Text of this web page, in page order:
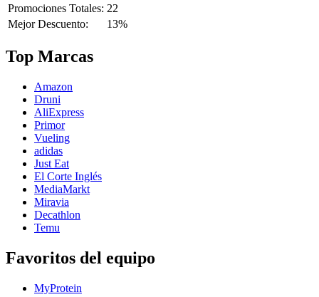
Promociones Totales: 22
Mejor Descuento:
13%
Top Marcas
Amazon
Druni
AliExpress
Primor
Vueling
adidas
Just Eat
El Corte Inglés
MediaMarkt
Miravia
Decathlon
Temu
Favoritos del equipo
MyProtein